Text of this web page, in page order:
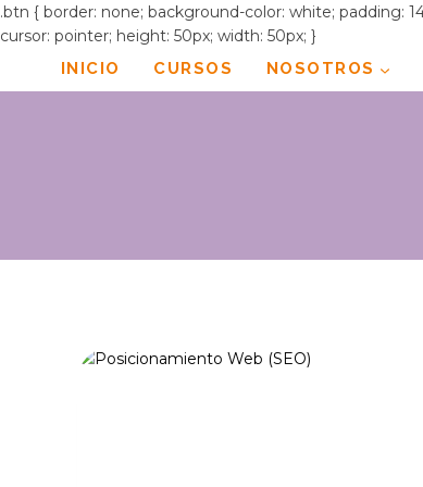
.btn { border: none; background-color: white; padding:
cursor: pointer; height: 50px; width: 50px; }
INICIO CURSOS NOSOTROS